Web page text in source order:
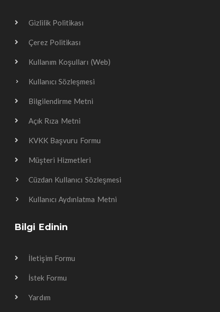
Gizlilik Politikası
Çerez Politikası
Kullanım Koşulları (Web)
Kullanıcı Sözleşmesi
Bilgilendirme Metni
Açık Rıza Metni
KVKK Başvuru Formu
Müşteri Hizmetleri
Cüzdan Kullanıcı Sözleşmesi
Kullanıcı Aydınlatma Metni
Bilgi Edinin
İletişim Formu
İstek Formu
Yardım